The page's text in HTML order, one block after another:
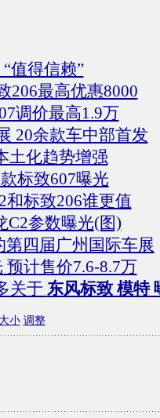
值得信赖”
206最高优惠8000
调价最高1.9万
20余款车中部首发
土化趋势增强
标致607曝光
标致206谁更值
C2参数曝光(图)
四届广州国际车展
预计售价7.6-8.7万
关于 东风标致 模特
大小 调整